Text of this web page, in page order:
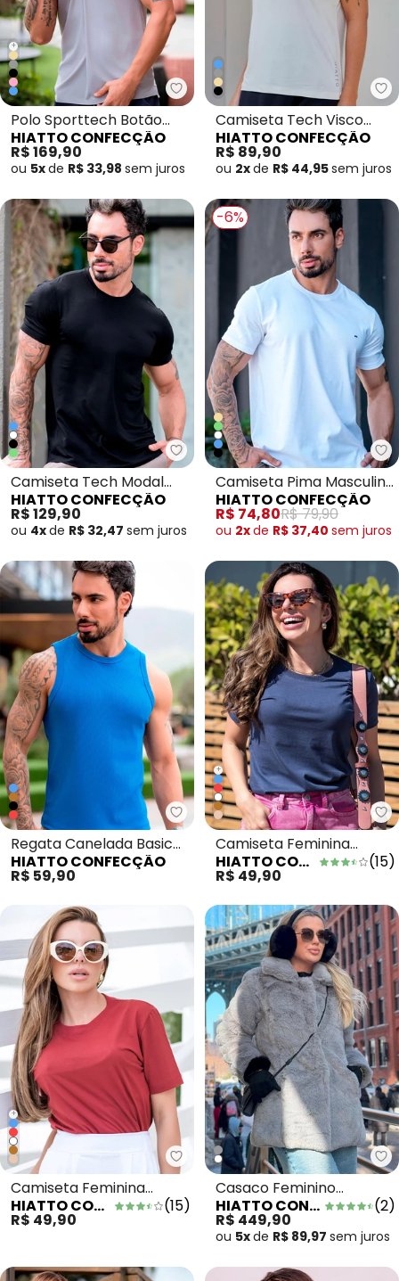
+
Hiatto Confecção - Polo
Polo Sporttech Botão
Masculina Cinza
HIATTO CONFECÇÃO
R$ 169,90
ou 5xde R$ 33,98 sem juros
Camiseta Tech Visco
Feminina Off White
HIATTO CONFECÇÃO
R$ 89,90
ou 2xde R$ 44,95sem juros
Hiatto Confecção - Camiseta
Camiseta Tech Modal
Masculina Preto
HIATTO CONFECÇÃO
R$ 129,90
ou 4xde R$ 32,47 sem juros
-6%
Camiseta Pima Masculina
Branco
HIATTO CONFECÇÃO
R$ 74,80R$ 79,90
ou 2xde R$ 37,40 sem juros
Hiatto Confecção - Regata
Regata Canelada Basic
Masculina Azul Bic
HIATTO CONFECÇÃO
R$ 59,90
+
Camiseta Feminina
Manga Curta Branca
Marinho
HIATTO CONFECÇÃO (15)
R$ 49,90
+
Hiatto Confecção - Camiseta
Camiseta Feminina
Manga Curta Branca
Bordo
HIATTO CONFECÇÃO (15)
R$ 49,90
Casaco Feminino
Alongado em Pelo Cinza
HIATTO CONFECÇÃO (2)
R$ 449,90
ou 5xde R$ 89,97 sem juros